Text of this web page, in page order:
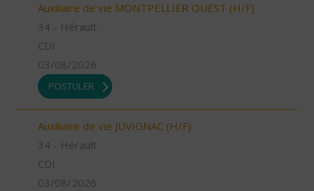
Auxiliaire de vie MONTPELLIER OUEST (H/F)
34 - Hérault
CDI
03/08/2026
POSTULER
Auxiliaire de vie JUVIGNAC (H/F)
34 - Hérault
CDI
03/08/2026